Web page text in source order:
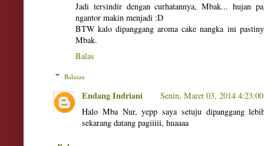
Jadi tersindir dengan curhatannya, Mbak... hujan
ngantor makin menjadi :D
BTW kalo dipanggang aroma cake nangka ini
Mbak.
Balas
Balasan
Endang Indriani
Senin, Maret 03, 2014
Halo Mba Nur, yepp saya setuju dipanggang
sekarang datang pagiiiii, huaaaa